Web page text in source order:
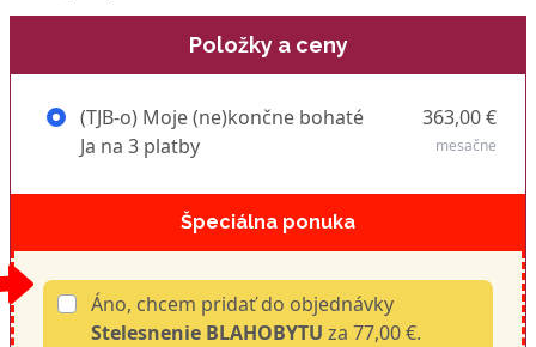
Položky a ceny
(TJB-o) Moje (ne)končne bohaté
Ja na 3 platby
363,00 €
mesačne
Špeciálna ponuka
Áno, chcem pridať do objednávky
Stelesnenie BLAHOBYTU za 77,00 €.